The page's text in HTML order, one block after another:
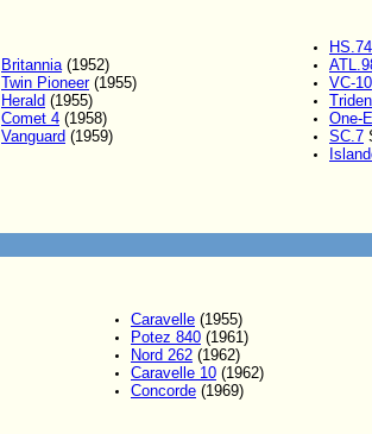
Britannia (1952)
Twin Pioneer(1955)
Herald (1955)
Comet 4 (1958)
Vanguard (1959)
VC-10
One-
SC.7
Caravelle (1955)
Potez 840 (1961)
Nord 262 (1962)
Caravelle 10 (1962)
Concorde (1969)